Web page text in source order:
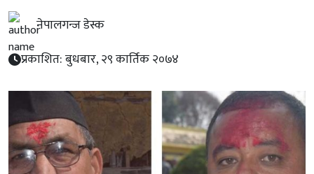
नेपालगन्ज डेस्क
प्रकाशित: बुधबार, २९ कार्तिक २०७४